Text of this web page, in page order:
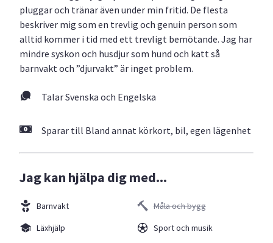
pluggar och tränar även under min fritid. De flesta
beskriver mig som en trevlig och genuin person som
alltid kommer i tid med ett trevligt bemötande. Jag har
mindre syskon och husdjur som hund och katt så
barnvakt och ”djurvakt” är inget problem.
Talar Svenska och Engelska
Sparar till Bland annat körkort, bil, egen lägenhet
Jag kan hjälpa dig med...
Barnvakt
Läxhjälp
Måla och bygg
Sport och musik